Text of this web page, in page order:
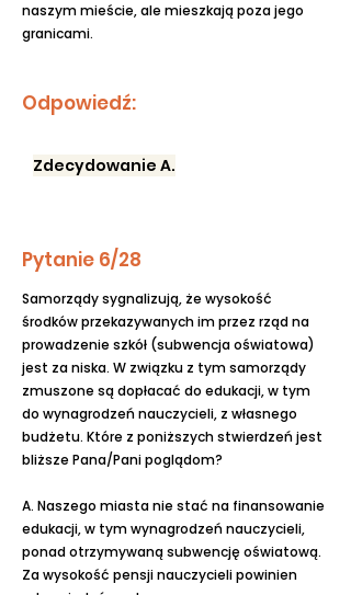
naszym mieście, ale mieszkają poza jego
granicami.
Odpowiedź:
Zdecydowanie A.
Pytanie 6/28
Samorządy sygnalizują, że wysokość
środków przekazywanych im przez rząd na
prowadzenie szkół (subwencja oświatowa)
jest za niska. W związku z tym samorządy
zmuszone są dopłacać do edukacji, w tym
do wynagrodzeń nauczycieli, z własnego
budżetu. Które z poniższych stwierdzeń jest
bliższe Pana/Pani poglądom?
A. Naszego miasta nie stać na finansowanie
edukacji, w tym wynagrodzeń nauczycieli,
ponad otrzymywaną subwencję oświatową.
Za wysokość pensji nauczycieli powinien